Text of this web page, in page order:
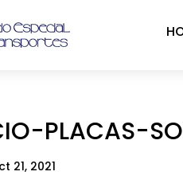
PLACAS-
21, 2021